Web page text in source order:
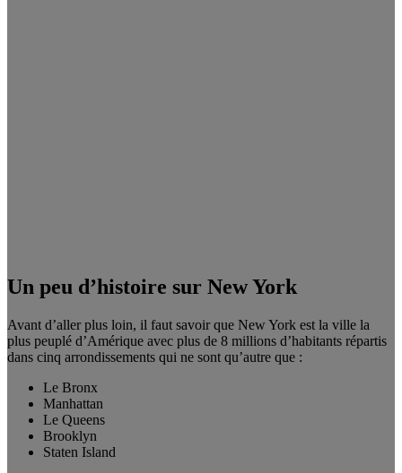
Un peu d’histoire sur New York
Avant d’aller plus loin, il faut savoir que New York est la ville la
plus peuplé d’Amérique avec plus de 8 millions d’habitants répartis
dans cinq arrondissements qui ne sont qu’autre que :
Le Bronx
Manhattan
Le Queens
Brooklyn
Staten Island